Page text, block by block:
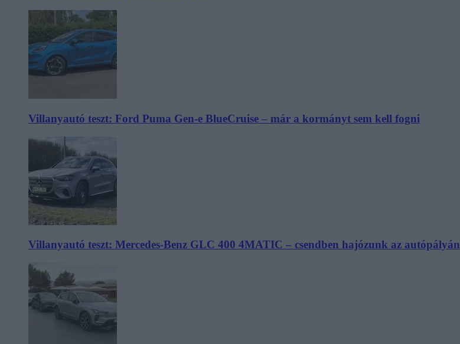
Villanyautó teszt: Ford Puma Gen-e BlueCruise – már a kormányt sem kell fogni
Villanyautó teszt: Mercedes-Benz GLC 400 4MATIC – csendben hajózunk az autópályán